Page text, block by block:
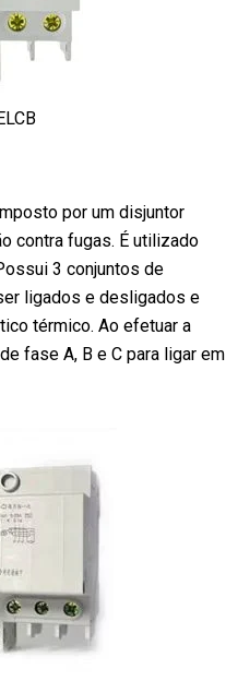
por um disjuntor
contra fugas. É utilizado
3 conjuntos de
ligados e desligados e
térmico. Ao efetuar a
fase A, B e C para ligar em